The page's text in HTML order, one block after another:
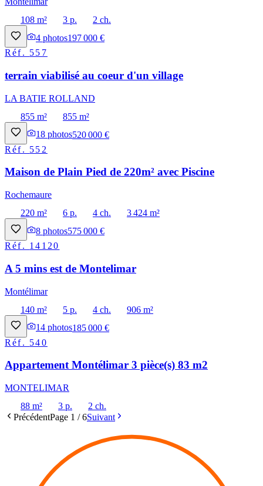
108 m²
3 p.
2 ch.
4 photos197 000 €
Réf. 557
terrain viabilisé au coeur d'un village
LA BATIE ROLLAND
855 m²
855 m²
18 photos520 000 €
Réf. 552
Maison de Plain Pied de 220m² avec Piscine
Rochemaure
220 m²
6 p. 4 ch.
3 424 m²
8 photos575 000 €
Réf. 14120
A 5 mins est de Montelimar
Montélimar
140 m²
5 p. 4 ch.
906 m²
14 photos185 000 €
Réf. 540
Appartement Montélimar 3 pièce(s) 83 m2
MONTELIMAR
88 m²
3 p.
2 ch.
PrécédentPage 1 /6Suivant